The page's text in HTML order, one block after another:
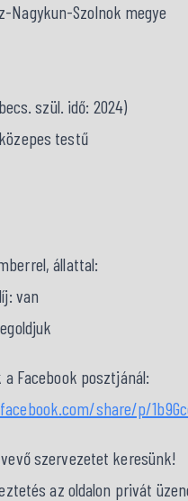
Nagykun-Szolnok megye
szül. idő: 2024)
testű
állattal:
van
Facebook posztjánál:
share/p/
szervezetet keresünk!
az oldalon privát